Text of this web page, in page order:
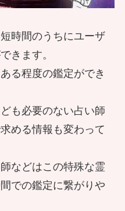
ので効果的？冥
！
婚させられる」
もあるのか？
結婚した霊能
と和歌山での霊
なものはネッ
響する？ 現役
時間のうちにユーザ
きます。
る程度の鑑定ができ
も必要のない占い師
める情報も変わって
などはこの特殊な霊
での鑑定に繋がりや